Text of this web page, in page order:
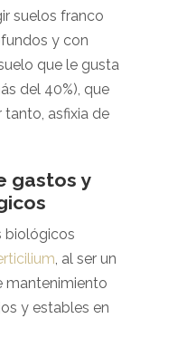
suelos franco
y con
que le gusta
del 40%), que
asfixia de
gastos y
biológicos
, al ser un
mantenimiento
y estables en